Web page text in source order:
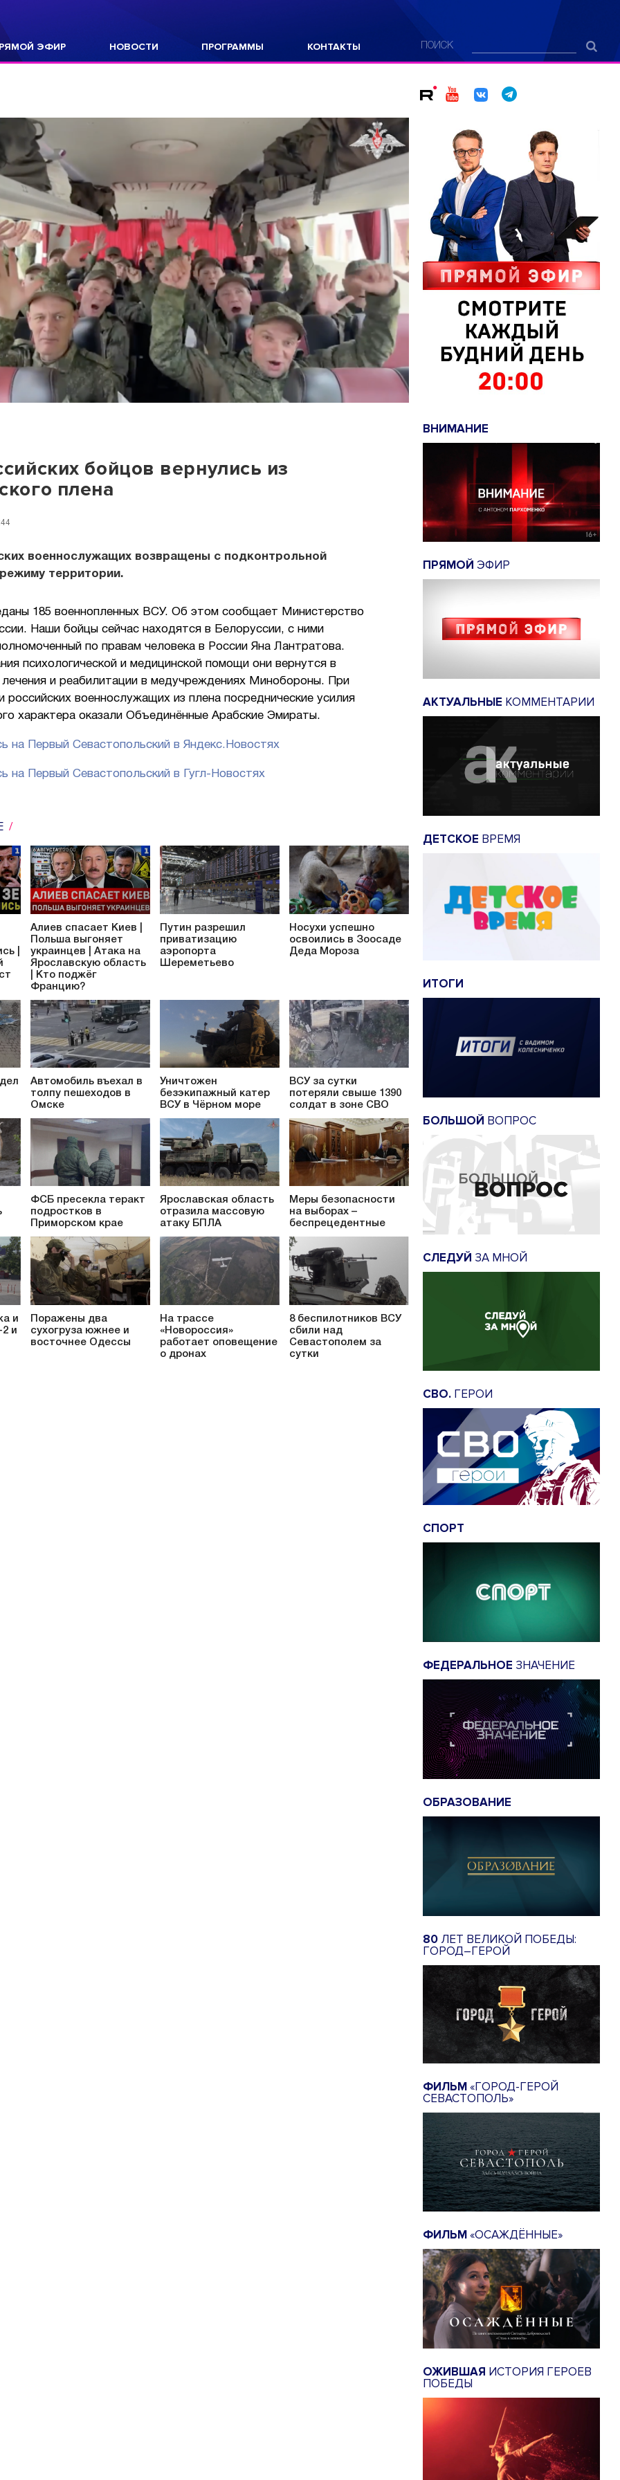
ЭФИР НОВОСТИ ПРОГРАММЫ КОНТАКТЫ ПОИСК
бойцов вернулись из
плена
военнослужащих возвращены с подконтрольной
территории.
185 военнопленных ВСУ. Об этом сообщает Министерство
Наши бойцы сейчас находятся в Белоруссии, с ними
по правам человека в России Яна Лантратова.
психологической и медицинской помощи они вернутся в
и реабилитации в медучреждениях Минобороны. При
российских военнослужащих из плена посреднические усилия
характера оказали Объединённые Арабские Эмираты.
на Первый Севастопольский в Яндекс.Новостях
на Первый Севастопольский в Гугл-Новостях
|
Алиев спасает Киев |
Польша выгоняет
украинцев | Атака на
Ярославскую область
| Кто поджёг
Францию?
Путин разрешил
приватизацию
аэропорта
Шереметьево
Носухи успешно
освоились в Зоосаде
Деда Мороза
Автомобиль въехал в
толпу пешеходов в
Омске
Уничтожен
безэкипажный катер
ВСУ в Чёрном море
ВСУ за сутки
потеряли свыше 1390
солдат в зоне СВО
ФСБ пресекла теракт
подростков в
Приморском крае
Ярославская область
отразила массовую
атаку БПЛА
Меры безопасности
на выборах –
беспрецедентные
и
и
Поражены два
сухогруза южнее и
восточнее Одессы
На трассе
«Новороссия»
работает оповещение
о дронах
8 беспилотников ВСУ
сбили над
Севастополем за
сутки
ВНИМАНИЕ
ПРЯМОЙ ЭФИР
АКТУАЛЬНЫЕ КОММЕНТАРИИ
ДЕТСКОЕ ВРЕМЯ
ИТОГИ
БОЛЬШОЙ ВОПРОС
СЛЕДУЙ ЗА МНОЙ
СВО. ГЕРОИ
СПОРТ
ФЕДЕРАЛЬНОЕ ЗНАЧЕНИЕ
ОБРАЗОВАНИЕ
80 ЛЕТ ВЕЛИКОЙ ПОБЕДЫ:
ГОРОД–ГЕРОЙ
ФИЛЬМ«ГОРОД-ГЕРОЙ
СЕВАСТОПОЛЬ»
ФИЛЬМ«ОСАЖДЁННЫЕ»
ОЖИВШАЯ ИСТОРИЯ ГЕРОЕВ
ПОБЕДЫ